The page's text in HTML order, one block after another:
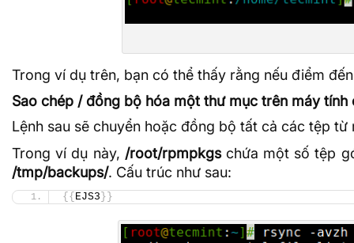
Trong ví dụ trên, bạn có thể thấy rằng nếu điểm
Sao chép / đồng bộ hóa một thư mục trên máy tính
Lệnh sau sẽ chuyển hoặc đồng bộ tất cả các tệp
Trong ví dụ này, /root/rpmpkgschứa một số tệp
/tmp/backups/. Cấu trúc như sau:
{{ EJS3 }}